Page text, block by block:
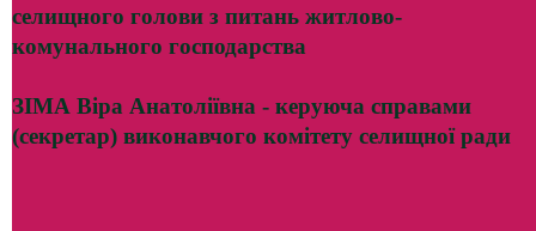
селищного голови з питань житлово-
комунального господарства
ЗІМА Віра Анатоліївна - керуюча справами
(секретар) виконавчого комітету селищної ради